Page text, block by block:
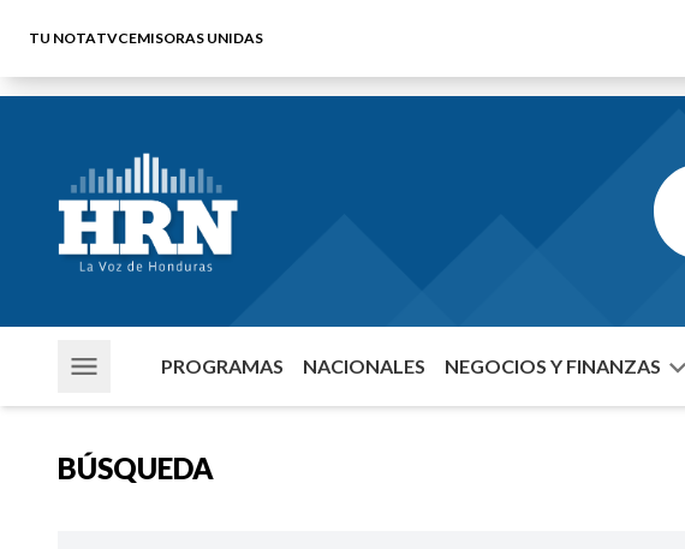
TU NOTATVCEMISORAS UNIDAS
PROGRAMAS NACIONALES NEGOCIOS Y FINANZAS
BÚSQUEDA